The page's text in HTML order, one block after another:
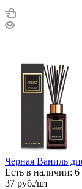
Черная Ваниль
Есть в наличии: 6
37 руб./шт